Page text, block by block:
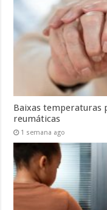
Baixas temperaturas
reumáticas
1 semana ago